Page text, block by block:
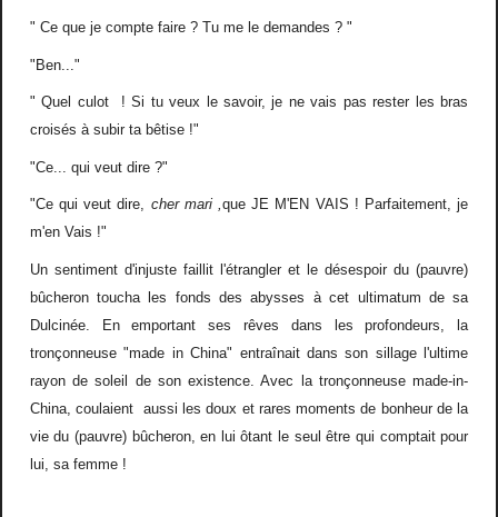
" Ce que je compte faire ? Tu me le demandes ? "
"Ben..."
" Quel culot ! Si tu veux le savoir, je ne vais pas rester les bras
croisés à subir ta bêtise !"
"Ce... qui veut dire ?"
"Ce qui veut dire, cher mari ,que JE M'EN VAIS ! Parfaitement, je
m'en Vais !"
Un sentiment d'injuste faillit l'étrangler et le désespoir du (pauvre)
bûcheron toucha les fonds des abysses à cet ultimatum de sa
Dulcinée. En emportant ses rêves dans les profondeurs, la
tronçonneuse "made in China" entraînait dans son sillage l'ultime
rayon de soleil de son existence. Avec la tronçonneuse made-in-
China, coulaient aussi les doux et rares moments de bonheur de la
vie du (pauvre) bûcheron, en lui ôtant le seul être qui comptait pour
lui, sa femme !